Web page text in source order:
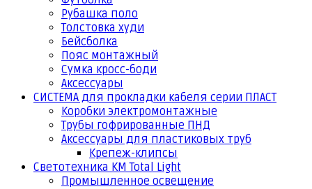
Рубашка поло
Толстовка худи
Бейсболка
Пояс монтажный
Сумка кросс-боди
Аксессуары
СИСТЕМА для прокладки кабеля серии ПЛАСТ
Коробки электромонтажные
Трубы гофрированные ПНД
Аксессуары для пластиковых труб
Крепеж-клипсы
Светотехника КМ Total Light
Промышленное освещение